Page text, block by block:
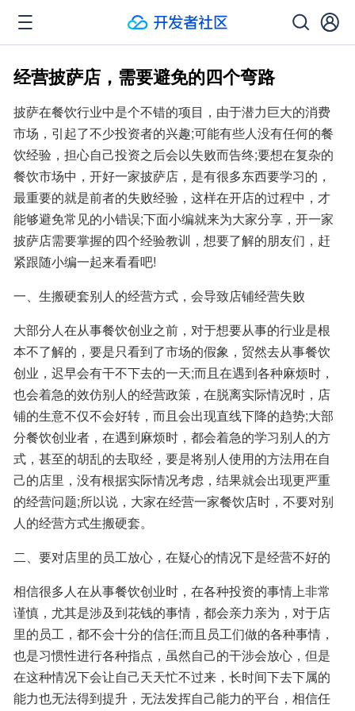
经营披萨店，需要避免的四个弯路
披萨在餐饮行业中是个不错的项目，由于潜力巨大的消费
市场，引起了不少投资者的兴趣;可能有些人没有任何的餐
饮经验，担心自己投资之后会以失败而告终;要想在复杂的
餐饮市场中，开好一家披萨店，是有很多东西要学习的，
最重要的就是前者的失败经验，这样在开店的过程中，才
能够避免常见的小错误;下面小编就来为大家分享，开一家
披萨店需要掌握的四个经验教训，想要了解的朋友们，赶
紧跟随小编一起来看看吧!
一、生搬硬套别人的经营方式，会导致店铺经营失败
大部分人在从事餐饮创业之前，对于想要从事的行业是根
本不了解的，要是只看到了市场的假象，贸然去从事餐饮
创业，迟早会有干不下去的一天;而且在遇到各种麻烦时，
也会着急的效仿别人的经营政策，在脱离实际情况时，店
铺的生意不仅不会好转，而且会出现直线下降的趋势;大部
分餐饮创业者，在遇到麻烦时，都会着急的学习别人的方
式，甚至的胡乱的去取经，要是将别人使用的方法用在自
己的店里，没有根据实际情况考虑，结果就会出现更严重
的经营问题;所以说，大家在经营一家餐饮店时，不要对别
人的经营方式生搬硬套。
二、要对店里的员工放心，在疑心的情况下是经营不好的
相信很多人在从事餐饮创业时，在各种投资的事情上非常
谨慎，尤其是涉及到花钱的事情，都会亲力亲为，对于店
里的员工，都不会十分的信任;而且员工们做的各种事情，
也是习惯性进行各种指点，虽然自己的干涉会放心，但是
在这种情况下会让自己天天忙不过来，长时间下去下属的
能力也无法得到提升，无法发挥自己能力的平台，相信任